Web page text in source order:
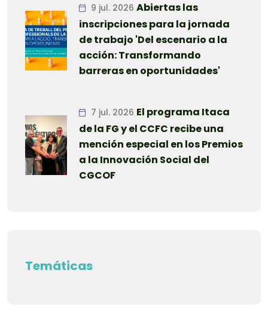
9 jul. 2026 Abiertas las
inscripciones para la jornada
de trabajo 'Del escenario a la
acción: Transformando
barreras en oportunidades'
7 jul. 2026 El programa Itaca
de la FG y el CCFC recibe una
mención especial en los Premios
a la Innovación Social del
CGCOF
Temáticas